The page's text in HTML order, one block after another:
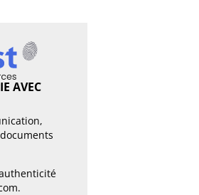
AVEC
.